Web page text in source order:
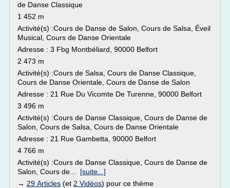
de Danse Classique
1 452 m
Activité(s) :Cours de Danse de Salon, Cours de Salsa, Éveil
Musical, Cours de Danse Orientale
Adresse : 3 Fbg Montbéliard, 90000 Belfort
2 473 m
Activité(s) :Cours de Salsa, Cours de Danse Classique,
Cours de Danse Orientale, Cours de Danse de Salon
Adresse : 21 Rue Du Vicomte De Turenne, 90000 Belfort
3 496 m
Activité(s) :Cours de Danse Classique, Cours de Danse de
Salon, Cours de Salsa, Cours de Danse Orientale
Adresse : 21 Rue Gambetta, 90000 Belfort
4 766 m
Activité(s) :Cours de Danse Classique, Cours de Danse de
Salon, Cours de... [suite...]
→ 29 Articles (et 2 Vidéos) pour ce thème